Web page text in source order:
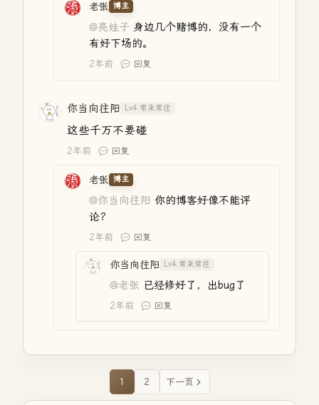
老张 博主
@亮娃子 身边几个赌博的，没有一个
有好下场的。
2年前 回复
你当向往阳 Lv4.常来常往
这些千万不要碰
2年前 回复
老张 博主
@你当向往阳 你的博客好像不能评
论？
2年前 回复
你当向往阳 Lv4.常来常往
@老张 已经修好了，出bug了
2年前 回复
1 2 下一页